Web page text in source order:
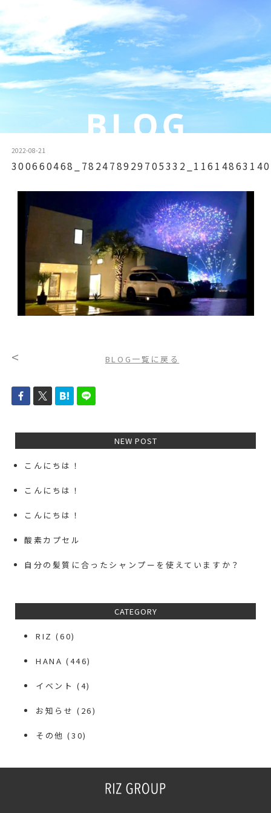
2022-08-21
< BLOG一覧に戻る
NEW POST
こんにちは！
こんにちは！
こんにちは！
酸素カプセル
自分の髪質に合ったシャンプーを使えていますか？
CATEGORY
RIZ (60)
HANA (446)
イベント (4)
お知らせ (26)
その他 (30)